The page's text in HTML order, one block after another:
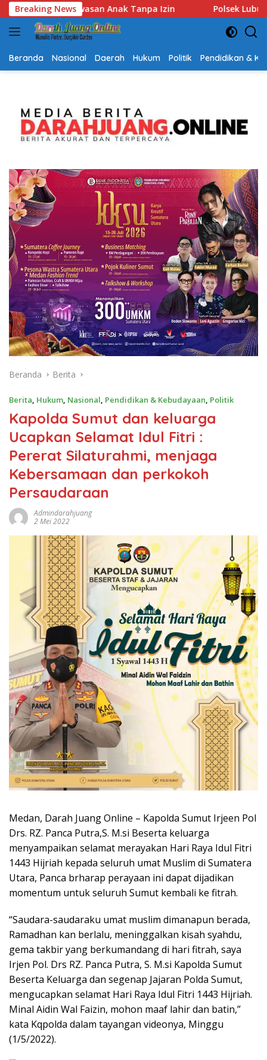
Langsung
ke
konten
Breaking News
Polsek Lubuk Baja Amankan Dua Tersangka Beserta 74
Beranda Nasional Daerah Hukum Politik Pendidikan &
Beranda Berita
Berita, Hukum, Nasional, Pendidikan & Kebudayaan, Politik
Kapolda Sumut dan keluarga
Ucapkan Selamat Idul Fitri :
Pererat Silaturahmi, menjaga
Kebersamaan dan perkokoh
Persaudaraan
Admindarahjuang
2 Mei 2022
Medan, Darah Juang Online – Kapolda Sumut Irjeen Pol
Drs. RZ. Panca Putra,S. M.si Beserta keluarga
menyampaikan selamat merayakan Hari Raya Idul Fitri
1443 Hijriah kepada seluruh umat Muslim di Sumatera
Utara, Panca brharap perayaan ini dapat dijadikan
momentum untuk seluruh Sumut kembali ke fitrah.
“Saudara-saudaraku umat muslim dimanapun berada,
Ramadhan kan berlalu, meninggalkan kisah syahdu,
gema takbir yang berkumandang di hari fitrah, saya
Irjen Pol. Drs RZ. Panca Putra, S. M.si Kapolda Sumut
Beserta Keluarga dan segenap Jajaran Polda Sumut,
mengucapkan selamat Hari Raya Idul Fitri 1443 Hijriah.
Minal Aidin Wal Faizin, mohon maaf lahir dan batin,”
kata Kqpolda dalam tayangan videonya, Minggu
(1/5/2022).